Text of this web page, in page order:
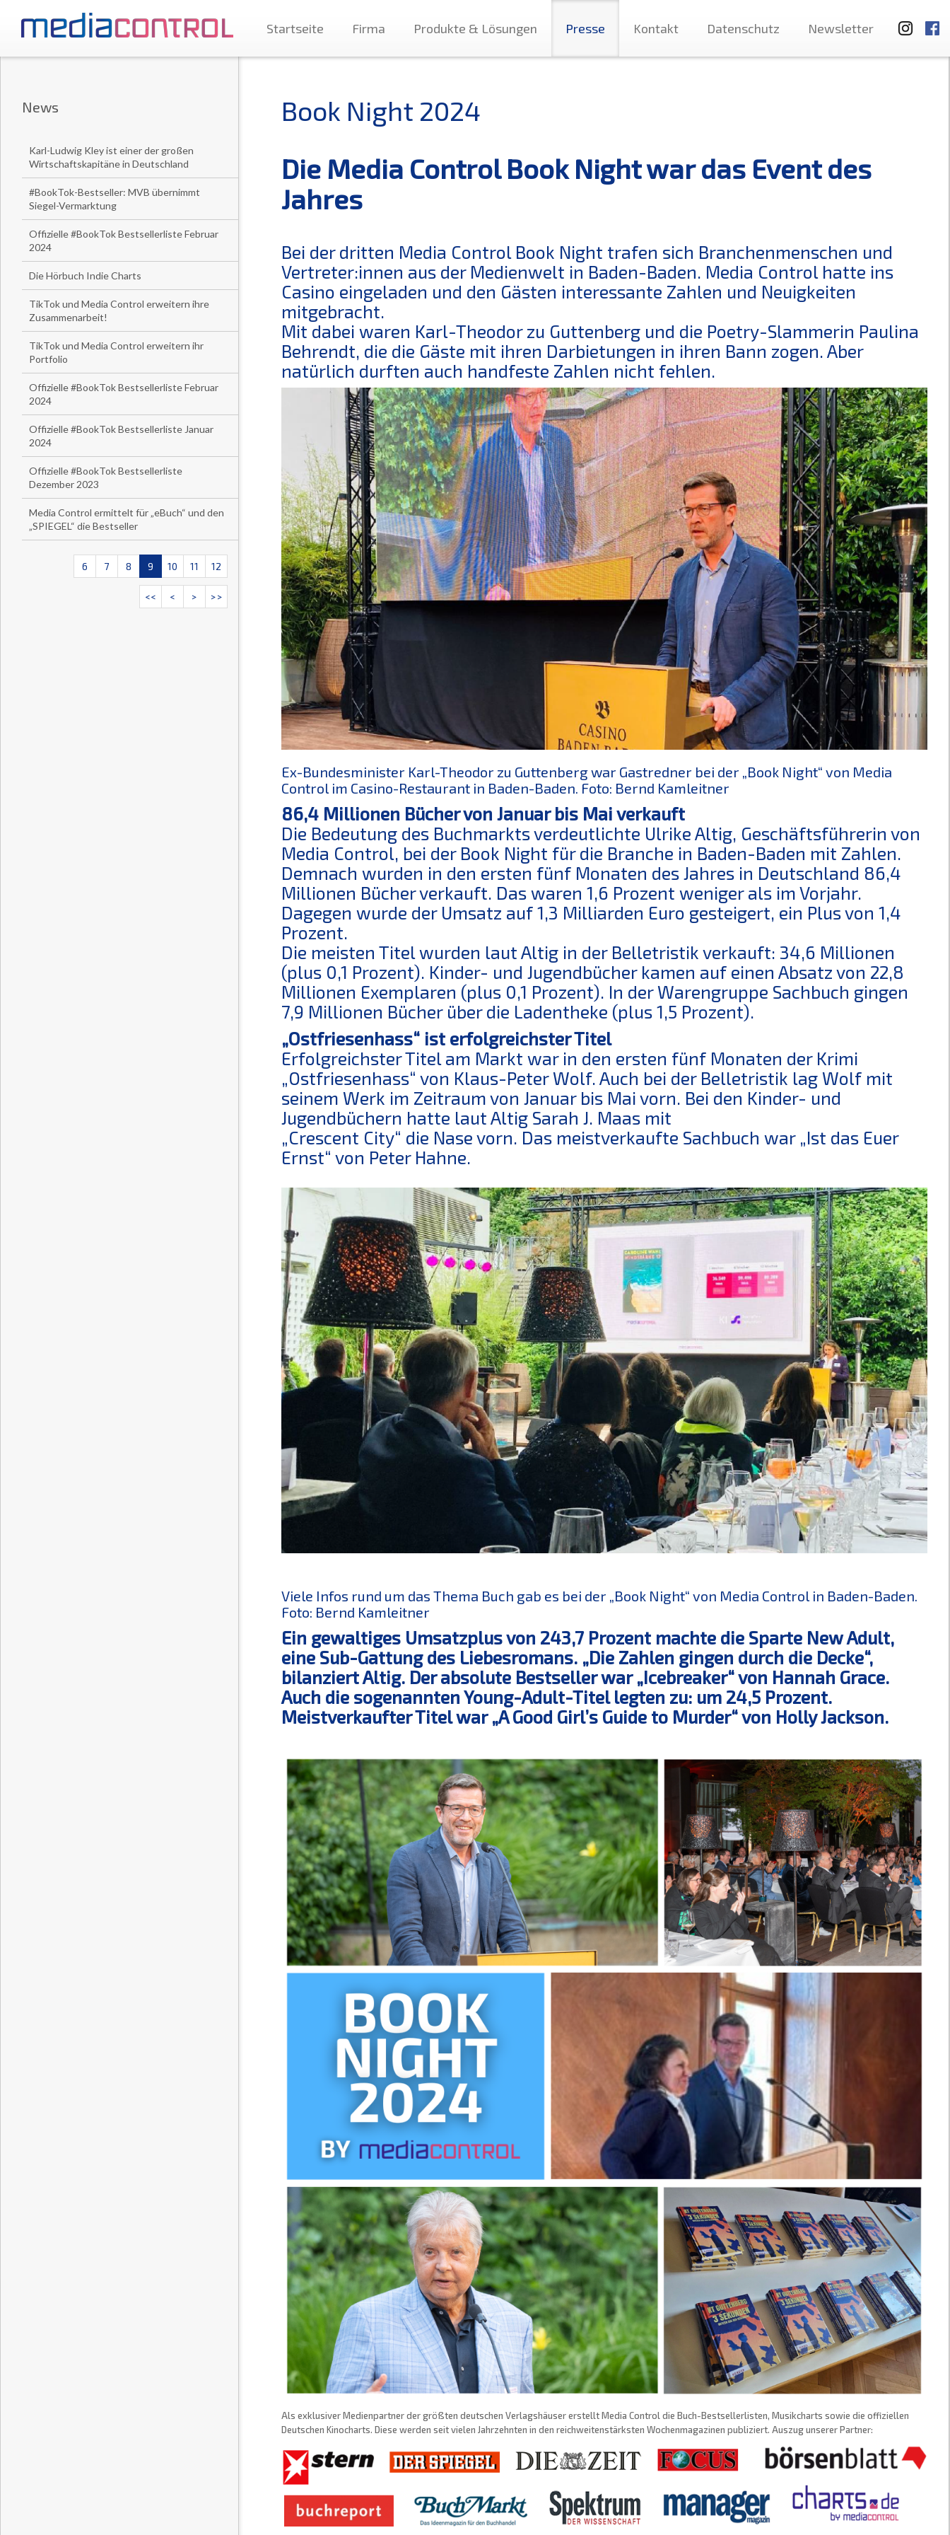
Startseite Firma Produkte & Lösungen Presse Kontakt Datenschutz Newsletter
News
Karl-Ludwig Kley ist einer der großen
Wirtschaftskapitäne in Deutschland
#BookTok-Bestseller: MVB übernimmt
Siegel-Vermarktung
Offizielle #BookTok Bestsellerliste Februar
2024
Die Hörbuch Indie Charts
TikTok und Media Control erweitern ihre
Zusammenarbeit!
TikTok und Media Control erweitern ihr
Portfolio
Offizielle #BookTok Bestsellerliste Februar
2024
Offizielle #BookTok Bestsellerliste Januar
2024
Offizielle #BookTok Bestsellerliste
Dezember 2023
Media Control ermittelt für „eBuch“ und den
„SPIEGEL“ die Bestseller
6 7 8 9 10 11 12
<< < > >>
Book Night 2024
Die Media Control Book Night war das Event des
Jahres
Bei der dritten Media Control Book Night trafen sich Branchenmenschen und
Vertreter:innen aus der Medienwelt in Baden-Baden. Media Control hatte ins
Casino eingeladen und den Gästen interessante Zahlen und Neuigkeiten
mitgebracht.
Mit dabei waren Karl-Theodor zu Guttenberg und die Poetry-Slammerin Paulina
Behrendt, die die Gäste mit ihren Darbietungen in ihren Bann zogen. Aber
natürlich durften auch handfeste Zahlen nicht fehlen.
Ex-Bundesminister Karl-Theodor zu Guttenberg war Gastredner bei der „Book Night“ von Media
Control im Casino-Restaurant in Baden-Baden. Foto: Bernd Kamleitner
86,4 Millionen Bücher von Januar bis Mai verkauft
Die Bedeutung des Buchmarkts verdeutlichte Ulrike Altig, Geschäftsführerin von
Media Control, bei der Book Night für die Branche in Baden-Baden mit Zahlen.
Demnach wurden in den ersten fünf Monaten des Jahres in Deutschland 86,4
Millionen Bücher verkauft. Das waren 1,6 Prozent weniger als im Vorjahr.
Dagegen wurde der Umsatz auf 1,3 Milliarden Euro gesteigert, ein Plus von 1,4
Prozent.
Die meisten Titel wurden laut Altig in der Belletristik verkauft: 34,6 Millionen
(plus 0,1 Prozent). Kinder- und Jugendbücher kamen auf einen Absatz von 22,8
Millionen Exemplaren (plus 0,1 Prozent). In der Warengruppe Sachbuch gingen
7,9 Millionen Bücher über die Ladentheke (plus 1,5 Prozent).
„Ostfriesenhass“ ist erfolgreichster Titel
Erfolgreichster Titel am Markt war in den ersten fünf Monaten der Krimi
„Ostfriesenhass“ von Klaus-Peter Wolf. Auch bei der Belletristik lag Wolf mit
seinem Werk im Zeitraum von Januar bis Mai vorn. Bei den Kinder- und
Jugendbüchern hatte laut Altig Sarah J. Maas mit
„Crescent City“ die Nase vorn. Das meistverkaufte Sachbuch war „Ist das Euer
Ernst“ von Peter Hahne.
Viele Infos rund um das Thema Buch gab es bei der „Book Night“ von Media Control in Baden-Baden.
Foto: Bernd Kamleitner
Ein gewaltiges Umsatzplus von 243,7 Prozent machte die Sparte New Adult,
eine Sub-Gattung des Liebesromans. „Die Zahlen gingen durch die Decke“,
bilanziert Altig. Der absolute Bestseller war „Icebreaker“ von Hannah Grace.
Auch die sogenannten Young-Adult-Titel legten zu: um 24,5 Prozent.
Meistverkaufter Titel war „A Good Girl’s Guide to Murder“ von Holly Jackson.
Als exklusiver Medienpartner der größten deutschen Verlagshäuser erstellt Media Control die Buch-Bestsellerlisten, Musikcharts sowie die offiziellen
Deutschen Kinocharts. Diese werden seit vielen Jahrzehnten in den reichweitenstärksten Wochenmagazinen publiziert. Auszug unserer Partner: